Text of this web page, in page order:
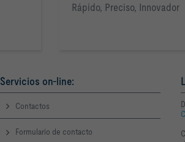
Rápido, Preciso, Innovador
Servicios on-line:
Contactos
Formulario de contacto